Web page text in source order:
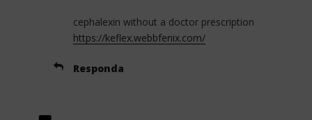
cephalexin without a doctor prescription
https://keflex.webbfenix.com/
Responda